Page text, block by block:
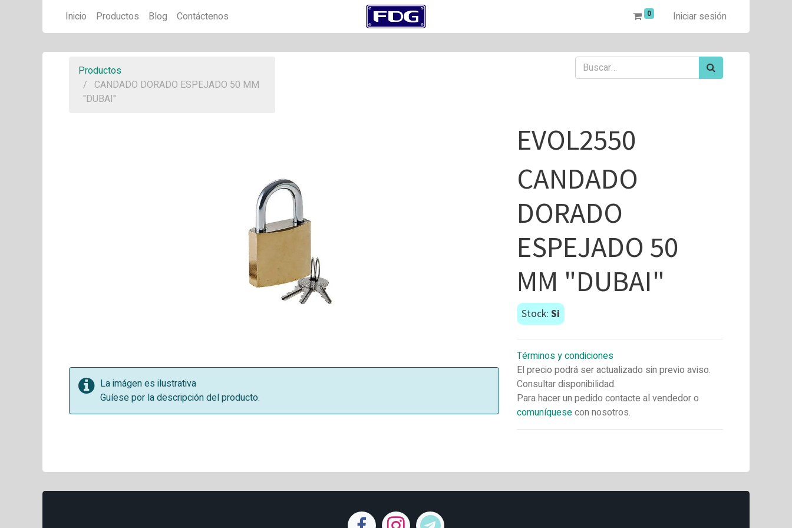
Inicio Productos Blog Contáctenos 0 Iniciar sesión
Productos
CANDADO DORADO ESPEJADO 50 MM
"DUBAI"
La imágen es ilustrativa
Guíese por la descripción del producto.
EVOL2550
CANDADO
DORADO
ESPEJADO 50
MM "DUBAI"
Stock: Si
Términos y condiciones
El precio podrá ser actualizado sin previo aviso.
Consultar disponibilidad.
Para hacer un pedido contacte al vendedor o
comuníquesecon nosotros.